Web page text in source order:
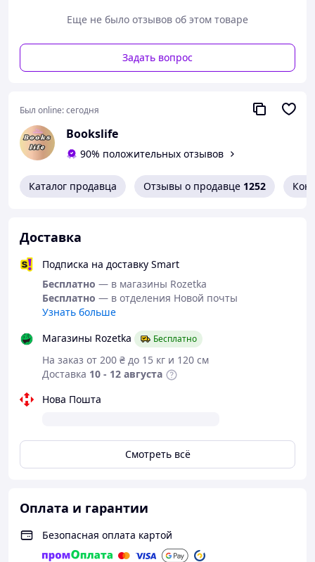
Еще не было отзывов об этом товаре
Задать вопрос
Был online:сегодня
Bookslife
90% положительных отзывов
Каталог продавца Отзывы о продавце 1252
Доставка
Подписка на доставку Smart
Бесплатно — в магазины Rozetka
Бесплатно — в отделения Новой почты
Узнать больше
Магазины Rozetka
Бесплатно
На заказ от 200 ₴ до 15 кг и 120 см
Доставка 10 - 12 августа
Нова Пошта
Смотреть всё
Оплата и гарантии
Безопасная оплата картой